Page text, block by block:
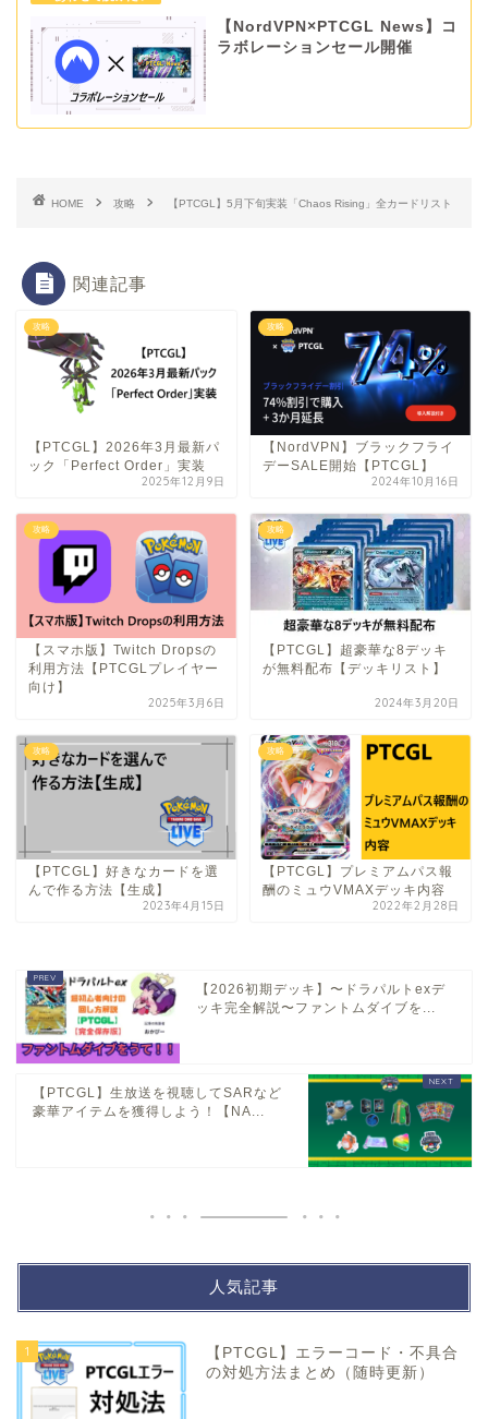
【NordVPN×PTCGL News】コ
ラボレーションセール開催
HOME 攻略 【PTCGL】5月下旬実装「Chaos Rising」全カードリスト
関連記事
攻略
【PTCGL】2026年3月最新パ
ック「Perfect Order」実装
2025年12月9日
攻略
【NordVPN】ブラックフライ
デーSALE開始【PTCGL】
2024年10月16日
攻略
【スマホ版】Twitch Dropsの
利用方法【PTCGLプレイヤー
向け】
2025年3月6日
攻略
【PTCGL】超豪華な8デッキ
が無料配布【デッキリスト】
2024年3月20日
攻略
【PTCGL】好きなカードを選
んで作る方法【生成】
2023年4月15日
攻略
【PTCGL】プレミアムパス報
酬のミュウVMAXデッキ内容
2022年2月28日
【2026初期デッキ】〜ドラパルトexデ
ッキ完全解説〜ファントムダイブを...
【PTCGL】生放送を視聴してSARなど
豪華アイテムを獲得しよう！【NA...
人気記事
1
【PTCGL】エラーコード・不具合
の対処方法まとめ（随時更新）